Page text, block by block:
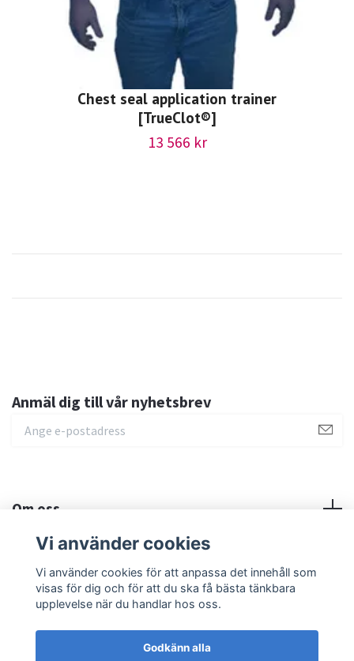
Chest seal application trainer
[TrueClot®]
13 566 kr
Anmäl dig till vår nyhetsbrev
Om oss
Sociala medier
Vi använder cookies
Vi använder cookies för att anpassa det innehåll som
visas för dig och för att du ska få bästa tänkbara
upplevelse när du handlar hos oss.
Godkänn alla